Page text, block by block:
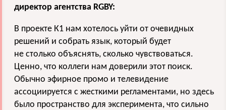
директор агентства RGBY:
В проекте К1 нам хотелось уйти от очевидных
решений и собрать язык, который будет
не столько объяснять, сколько чувствоваться.
Ценно, что коллеги нам доверили этот поиск.
Обычно эфирное промо и телевидение
ассоциируется с жесткими регламентами, но здесь
было пространство для эксперимента, что сильно